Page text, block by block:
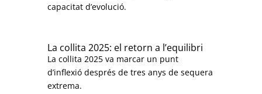
capacitat d’evolució.
La collita 2025: el retorn a l’equilibri
La collita 2025 va marcar un punt
d’inflexió després de tres anys de sequera
extrema.